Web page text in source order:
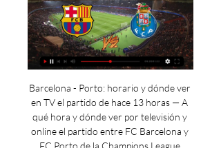
Barcelona - Porto: horario y dónde ver en TV el partido de hace 13 horas — A qué hora y dónde ver por televisión y online el partido entre FC Barcelona y FC Porto de la Champions League.

FC Barcelona – Porto en vivo por Champions League hace 1 hora — Cómo y a qué hora ver en vivo vía TV y streaming FC Barcelona vs Porto por la Champions League?

Directo Barça contra Porto en vivo 28 noviembre 2023 Libre hace 3 horas — Dónde ver al FC Barcelona hoy | DAZN News ES hace 2 días — vivo y en directo online el siguiente partido que disputa el Fútbol Club Barcelona El ...

En Sudamérica, Centroamérica, Caribe, México y Brasil, el partido FC Barcelona contra Oporto podrá verse en vivo a través de los siguientes horarios y canales de televisión: Star+, ESPN, ESPN 2, TNT y HBO Max. País Horario Canales TV Argentina 17:00 Star+, ESPN 2 Bolivia 16:00 Star+, ESPN Brasil TNT, HBO Max Canadá 15:00 DAZN Chile Colombia Star+, ESPN2 Costa Rica 14:00 Cuba canales sin confirmar Ecuador El Salvador Estados Unidos 12:00-15:00 TUDN, Paramount+, Univisión, CBSSN Guatemala Honduras México HBO Max Nicaragua Panamá Paraguay Perú R Dominicana Uruguay Venezuela Fútbol en vivo: FC Barcelona vs Oporto por TV en Europa Además de en España, en el resto de Europa también se podrán seguir este partido de Champions League entre FC Barcelona y FC Oporto. 

Barcelona vs. Porto, EN VIVO: dónde ver por TV y online - TyC SportsChampions League + Agenda Estadísticas Entrar Conocé las opciones para ver en vivo, por televisión y mediante internet, el encuentro por la Champions League. Barcelona recibe a Porto este martes desde las 17, por la fecha 5 de la fase de grupos de la Champions League. A continuación, conocé las opciones para ver en vivo, por televisión y mediante internet, el encuentro. 

Barcelona vs. Porto, EN VIVO: dónde ver por TV y online hace 18 minutos — El encuentro se podrá ver en vivo en la Argentina a través de ESPN: Canales 103 de Flow; Canales 621 (SD) y 1621 (HD) de DirecTV; Canales 105 ( ...

Barcelona-FC Porto Enfrentamiento directo | Historia Historia oficial de la UEFA Champions League. Guía temporada a temporada, estadísticas históricas al detalle y resúmenes en vídeo de todas las finales ...

FC Barcelona vs Oporto en Televisión: Cuándo y dónde hace 11 horas — En España, el Barça-Oporto será televisado en directo el miércoles 28 de noviembre a las 21:00 horas​ por los canales M+ Liga de Campeones y ...

Mundo Deportivo | Noticias deportivas: Fútbol, motor, tenis y másLazioCelticmar 28/11 - 18:45 CETShakhtar DonetskRoyal Antwerpmar 28/11 - 18:45 CETBarcelonaFC Portomar 28/11 - 21:00 CETFeyenoordAtlético de Madridmar 28/11 - 21:00 CETManchester CityRB Leipzigmar 28/11 - 21:00 CETAC MilanBorussia Dortmundmar 28/11 - 21:00 CETParis Saint-GermainNewcastle Unitedmar 28/11 - 21:00 CETYoung BoysEstrella Rojamar 28/11 - 21:00 CETGalatasarayManchester Unitedmié 29/11 - 18:45 CETSevillaPSVmié 29/11 - 18:45 CETArsenalLensmié 29/11 - 21:00 CETBenficaInter de Milánmié 29/11 - 21:00 CETBayern MúnichCopenhaguemié 29/11 - 21:00 CETReal MadridNápolesmié 29/11 - 21:00 CETReal SociedadRed Bull Salzburgomié 29/11 - 21:00 CETSporting BragaUnión Berlínmié 29/11 - 21:00 CETAEK AthensBrighton and Hove Albionjue 30/11 - 18:45 CETAtalantaSporting Portugaljue 30/11 - 18:45 CETBacka TopolaWest Hamjue 30/11 - 18:45 CETMaccabi HaifaRennesjue 30/11 - 18:45 CETSC FreiburgOlympiakosjue 30/11 - 18:45 CETSturm GrazRaków Czestochowajue 30/11 - 18:45 CETSparta PragaReal Betisjue 30/11 - 18:45 CETHäckenB. 

Barcelona vs. Porto en vivo online gratis: horario, canal TV hace 4 horas — Sigue la transmisión del partido de FC Barcelona vs. Porto en vivo online por la quinta fecha de la fase de grupos de la Champions League.

▶️ Barcelona vs FC Porto - en vivo ver partido online y Ver el infográfico sobre Barcelona vs FC Porto - Sporticos.com - es un servicio web que presenta la información de los partidos de futbol por medio de ...

Web Oficial del FC BarcelonaPrimer equipo Partidos Próximo Partido Cuenta atrás del partido 00: días horas min 00 s Ver todo Resultados 12 domingo noviembre La Liga 90' +7 2 - 1 FC Barcelona - Alavés Estadi Olímpic Lluís Companys Barça TV+ Crónica del partido Crónica 25 sábado 90' +10 1 - 1 Rayo Estadio de Vallecas 28 martes Próximo partido Patrocinado por UEFA Champions League Inicio del partido CET 21:00 Porto Entradas 03 diciembre Atlético 10 Girona Calendarios Entradas Barça Barça Store Spotify Camp Nou 1A EQUIPACIÓN 23/24 Aquí para abrir camino COMPRAR AHORA 2A EQUIPACIÓN 23/24 La camiseta que rinde homenaje a los que hicieron historia entre las décadas de los 20 y los 70 3A EQUIPACIÓN 23/24 Consigue la equipación creada a partir del ADN Barça ENTRENAMIENTO 23/24 Esta temporada entrena como los profesionales Official Store Spotify Camp Nou Ofertas Cyber Monday Sigue en vivo las obras del Spotify Camp Nou Actualidad ¡Ya activo 'El Reto del Partido'! Participa en los tres juegos del Barça - Porto y compite con otros culés para ver quién sabe más sobre el Barça Primer equipo Hace 7 h Òscar López: "El Porto vendrá con todo y tenemos que hacer nuestro juego" Juvenil A Hace 8 h Ultimando detalles para la visita del Oporto Los azulgranas se han ejercitado en el campo Tito Vilanova para seguir preparando el duelo de Champions contra el conjunto portugués Hace 10 h Sergi Barjuan visita la Barça Academy Rabat La academia de Marruecos comenzó su actividad el mes de septiembre y ya cuenta con 550 participantes Club Hace 14 h El reto más difícil El Barça de fútbol sala afronta una semana marcada en rojo en el calendario, con la disputa de la Ronda Élite y el objetivo de clasificarse para la Final Four de la Champions Fútbol sala Hace 15 h Xavi Hernández: "Queremos vivir una noche mágica" El técnico ha comentado que el equipo "debe ser una bestia competitiva" en un partido que "puede ser un punto de inflexión" Cancelo: "El partido será una final para nosotros" El lateral portugués analiza el partido de Champions de este martes contra el Porto Hace 16 h Cuándo y dónde ver el Barça - Oporto Repasa los horarios internacionales y las teles del próximo partido de Champions Hace 18 h ¡GANA LA NUEVA CAMISETA! Temporada 23/24 PARTICIPAR Destacados ¿Qué hacemos este fin de semana? Descubre todo lo que puede ofrecerte el Barça, con una gran lista de actividades para los próximos días Destacado 24 nov. 

El encuentro corresponde a la jornada 5 de la fase de grupos de la Champions League 2023-2024 y enfrenta al Barça de Xavi Hernández (primero del grupo H con 9 puntos) y al Oporto entrenado por Sergio Conceiçao (segundo, con nueve unidades). A continuación, repasamos los horarios y dónde ver este partido de fútbol en TV. En España, el Barça-Oporto será televisado en directo el miércoles 28 de noviembre a las 21:00 horas​ por los canales M+ Liga de Campeones y LaLiga TV (Bar), a través de los operadores Movistar y Orange, que ofrecerán el partido en Internet y con acceso desde tu móvil, tablet, ordenador o Smart TV. 

Barcelona - FC Porto en vivo, resultados H2H Barcelona FC Porto marcadores en directo (y ver en vivo gratis video streaming en directo) comienza el 28 nov 2023 a las 20:00 (Hora UTC) en Olímpic Lluís ...

Ver FC Barcelona vs FC Porto en vivo gratis 28 noviembre hace 3 horas — Ver FC Barcelona vs FC Porto en vivo gratis 28 noviembre 2023 Libre 23 oct 2023 — de octubre por la fase de grupos de la Champions ...

FC Barcelona Vs FC Porto: Estadísticas del partido - 28/11 Champions League, FC Barcelona vs FC Porto (28/11/2023), Estadi Olímpic Lluís 365Scores es el más rápido y más preciso servicio online de resultados en vivo ...

En vivo Barcelona vs Porto vídeo del partido 28 noviembre hace 3 horas — Barcelona ganó 1-0 al Porto por la segunda fecha del grupo H de la Champions League. FC Porto-Barcelona | UEFA Champions League 2023 ...

FC Barcelona vs Oporto en Televisión: Cuándo y dónde ver el partido de ChampionsPublicación:27/11/2023 - 17:49h Actualización:27/11/2023 - 17:49h ¿Cuándo y dónde ver el FC Barcelona-FC Oporto? Guía Internacional con los horarios y los canales de TV que retransmiten en directo y online el partido de la fase de grupos de la Champions League 2023/2024 FC Barcelona y FC Oporto se enfrentan este miércoles 28 de octubre, a partir de las 21:00 horas (9:00 PM CET), en el Estadi Olímpic Lluís Companys (Barcelona). 

Canales de TV que televisan el FC Barcelona-FC Oporto en España M+ Liga de Campeones: Canal 60 de Movistar y 114 de Orange. LaLiga TV (Bar): Canal 146 de Movistar (exclusivo para bares y locales públicos) Además, diferentes canales Internacionales de TV ofrecen ver el FC Barcelona-Oporto de la jornada 5 de la fase de grupos de la Champions League 2023/2024 en directo a través de sus plataformas. Estos son los horarios y canales de televisión que retransmiten en vivo y online el partido FC Barcelona vs FC Oporto, pero recuerda que si en tu país no se televisa, puedes seguir con nosotros el minuto a minuto y el resultado aquí. Fútbol en vivo: FC Barcelona vs Oporto por TV en América En Estados Unidos, el partido de la fase de grupos de la Champions League entre FC Barcelona y FC Oporto puede verse en vivo a partir de las 15:00 horas (3:00 PM, Washington) y las 12:00 (12:00 PM, Los Ángeles) a través de TUDN, UniMás y Paramount+. 

Dónde ver al FC Barcelona hoy | DAZN News ESEn DAZN te detallamos cómo puedes ver por TV en vivo y en directo online el siguiente partido que disputa el Fútbol Club BarcelonaEl FC Barcelona afronta la temporada 2023/24 con el objetivo de volver a ser importante en Europa y repetir éxitos en España. El conjunto azulgrana conquistó LALIGA, mientras que cayó en la Champions League en la fase de grupos y en semifinales en la Copa del Rey. Xavi Hernández seguirá al frente del equipo azulgrana un año más. En el capítulo de bajas, Sergio Busquets, Jordi Alba y Ousmane Dembélé son las más representativas. 

En Francia, por ejemplo, se podrá seguir en vivo y en directo el duelo en beIN SPORTS HD 1 a p